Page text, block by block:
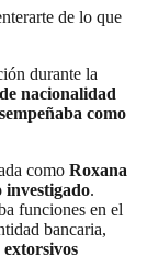
de lo que
durante la
nacionalidad
como
como Roxana
investigado.
funciones en el
bancaria,
extorsivos